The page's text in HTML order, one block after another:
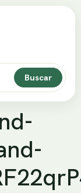
Buscar